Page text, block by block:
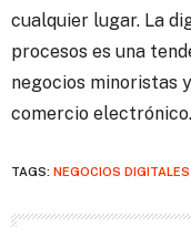
cualquier lugar. La
procesos es una
negocios minoristas
comercio electrónico.
TAGS: NEGOCIOS DIGITALES